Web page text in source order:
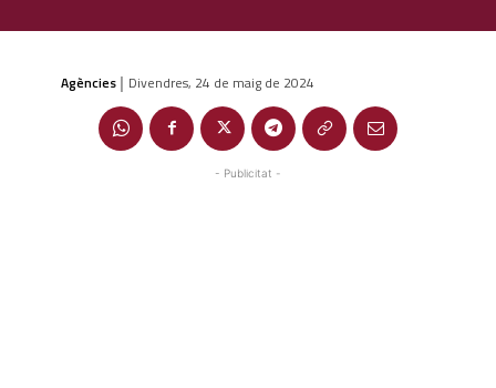
Agències | Divendres, 24 de maig de 2024
- Publicitat -